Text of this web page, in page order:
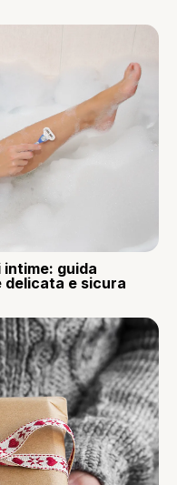
guida
delicata e sicura